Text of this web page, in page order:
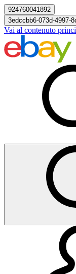
924760041892
3edccbb6-073d-4997-
Vai al contenuto